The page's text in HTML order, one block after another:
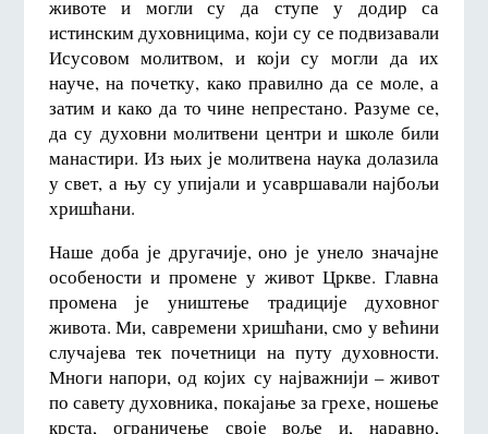
животе и могли су да ступе у додир са
истинским духовницима, који су се подвизавали
Исусовом молитвом, и који су могли да их
науче, на почетку, како правилно да се моле, а
затим и како да то чине непрестано. Разуме се,
да су духовни молитвени центри и школе били
манастири. Из њих је молитвена наука долазила
у свет, а њу су упијали и усавршавали најбољи
хришћани.
Наше доба је другачије, оно је унело значајне
особености и промене у живот Цркве. Главна
промена је уништење традиције духовног
живота. Ми, савремени хришћани, смо у већини
случајева тек почетници на путу духовности.
Многи напори, од којих су најважнији – живот
по савету духовника, покајање за грехе, ношење
крста, ограничење своје воље и, наравно,